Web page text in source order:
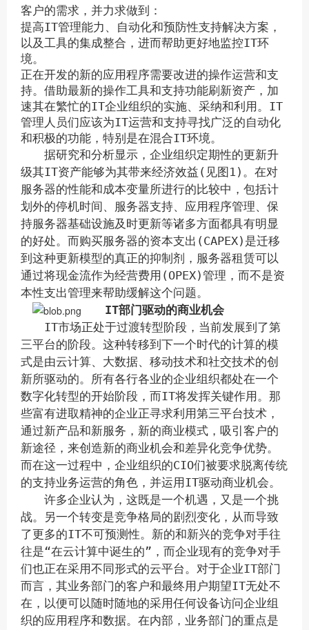
客户的需求，并力求做到：
提高IT管理能力、自动化和预防性支持解决方案，
以及工具的集成整合，进而帮助更好地监控IT环
境。
正在开发的新的应用程序需要改进的操作运营和支
持。借助最新的操作工具和支持功能刷新资产，加
速其在繁忙的IT企业组织的实施、采纳和利用。IT
管理人员们应该为IT运营和支持寻找广泛的自动化
和积极的功能，特别是在混合IT环境。
据研究和分析显示，企业组织定期性的更新升
级其IT资产能够为其带来经济效益(见图1)。在对
服务器的性能和成本变量所进行的比较中，包括计
划外的停机时间、服务器支持、应用程序管理、保
持服务器基础设施及时更新等诸多方面都具有明显
的好处。而购买服务器的资本支出(CAPEX)是迁移
到这种更新模型的真正的抑制剂，服务器租赁可以
通过将现金流作为经营费用(OPEX)管理，而不是资
本性支出管理来帮助缓解这个问题。
IT部门驱动的商业机会
IT市场正处于过渡转型阶段，当前发展到了第
三平台的阶段。这种转移到下一个时代的计算的模
式是由云计算、大数据、移动技术和社交技术的创
新所驱动的。 所有各行各业的企业组织都处在一个
数字化转型的开始阶段，而IT将发挥关键作用。那
些富有进取精神的企业正寻求利用第三平台技术，
通过新产品和新服务，新的商业模式，吸引客户的
新途径，来创造新的商业机会和差异化竞争优势。
而在这一过程中，企业组织的CIO们被要求脱离传统
的支持业务运营的角色，并运用IT驱动商业机会。
许多企业认为，这既是一个机遇，又是一个挑
战。另一个转变是竞争格局的剧烈变化，从而导致
了更多的IT不可预测性。新的和新兴的竞争对手往
往是“在云计算中诞生的”，而企业现有的竞争对手
们也正在采用不同形式的云平台。对于企业IT部门
而言，其业务部门的客户和最终用户期望IT无处不
在，以便可以随时随地的采用任何设备访问企业组
织的应用程序和数据。在内部，业务部门的重点是